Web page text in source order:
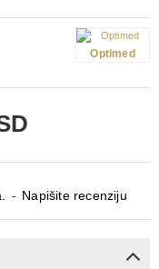
- Napišite recenziju
Optimed